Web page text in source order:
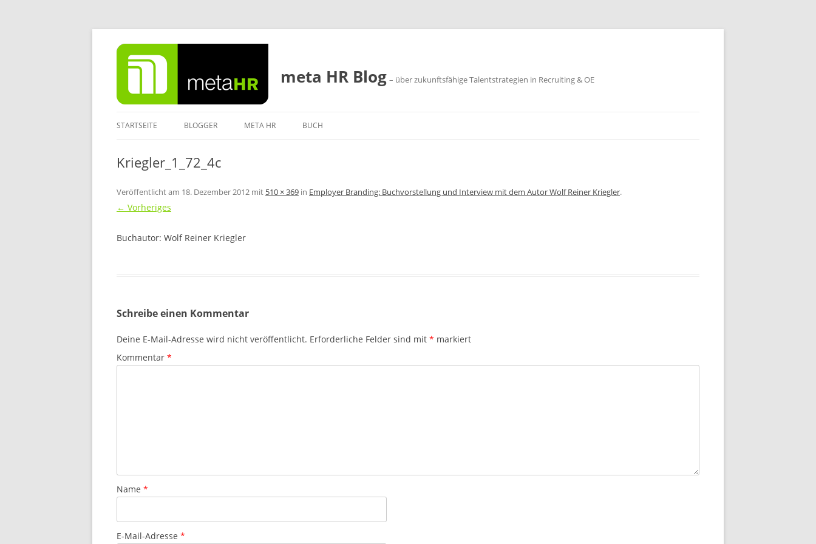
Zum
Inhalt
springen
meta HR Blog – über zukunftsfähige Talentstrategien in Recruiting & OE
STARTSEITE BLOGGER META HR BUCH
Kriegler_1_72_4c
Veröffentlicht am 18. Dezember 2012 mit 510 × 369 in Employer Branding: Buchvorstellung und Interview mit dem Autor Wolf Reiner Kriegler.
← Vorheriges
Buchautor: Wolf Reiner Kriegler
Schreibe einen Kommentar
Deine E-Mail-Adresse wird nicht veröffentlicht. Erforderliche Felder sind mit * markiert
Kommentar *
Name *
E-Mail-Adresse *